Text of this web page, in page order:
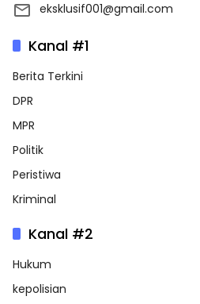
eksklusif001@gmail.com
Kanal #1
Berita Terkini
DPR
MPR
Politik
Peristiwa
Kriminal
Kanal #2
Hukum
kepolisian